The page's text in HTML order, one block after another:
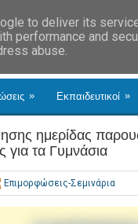
» Εκπαιδευτικοί »
ημερίδας
για τα Γυμνάσια
Επιμορφώσεις-Σεμινάρια
to deliver its
performance and
abuse.